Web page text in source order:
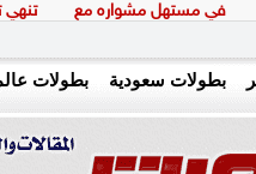
في مستهل مشواره مع
تنهي
بطولات سعودية بطولات